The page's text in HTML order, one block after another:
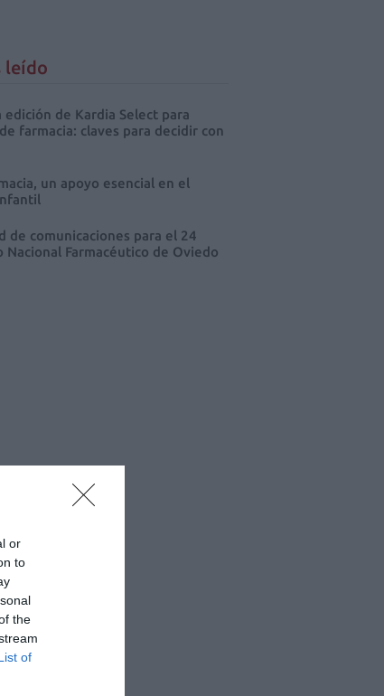
or
to
the
of
leído
edición de Kardia Select para
farmacia: claves para decidir con
un apoyo esencial en el
de comunicaciones para el 24
Nacional Farmacéutico de Oviedo